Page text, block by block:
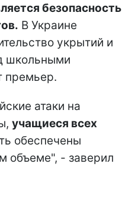
безопасность
В Украине
укрытий и
школьными
премьер.
атаки на
учащиеся всех
обеспечены
объеме", - заверил